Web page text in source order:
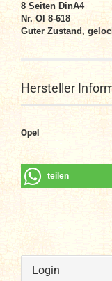
8 Seiten DinA4
Nr. Ol 8-618
Guter Zustand,
Hersteller
Opel
teilen
Login